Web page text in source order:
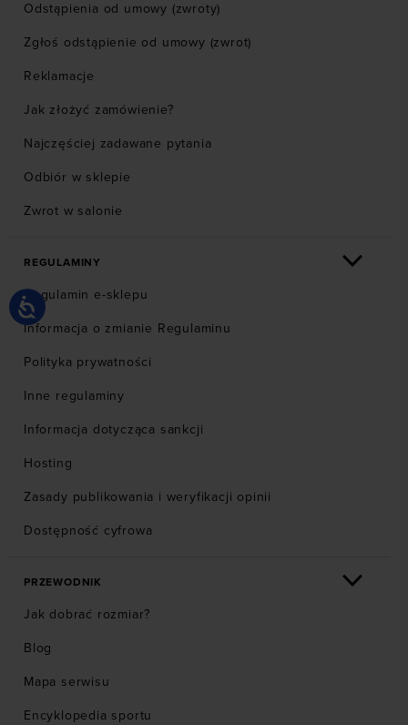
Odstąpienia od umowy (zwroty)
Zgłoś odstąpienie od umowy (zwrot)
Reklamacje
Jak złożyć zamówienie?
Najczęściej zadawane pytania
Odbiór w sklepie
Zwrot w salonie
REGULAMINY
Regulamin e-sklepu
Informacja o zmianie Regulaminu
Polityka prywatności
Inne regulaminy
Informacja dotycząca sankcji
Hosting
Zasady publikowania i weryfikacji opinii
Dostępność cyfrowa
PRZEWODNIK
Jak dobrać rozmiar?
Blog
Mapa serwisu
Encyklopedia sportu